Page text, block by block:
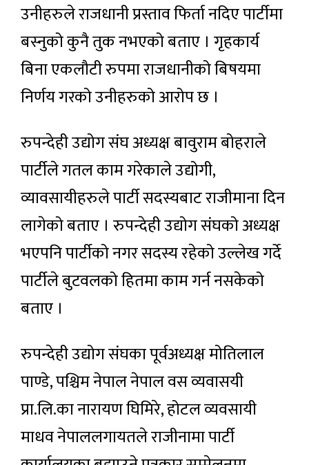
उनीहरुले राजधानी प्रस्ताव फिर्ता नदिए पार्टीमा
बस्नुको कुनै तुक नभएको बताए । गृहकार्य
बिना एकलौटी रुपमा राजधानीको बिषयमा
निर्णय गरको उनीहरुको आरोप छ ।
रुपन्देही उद्योग संघ अध्यक्ष बावुराम बोहराले
पार्टीले गतल काम गरेकाले उद्योगी,
व्यावसायीहरुले पार्टी सदस्यबाट राजीमाना दिन
लागेको बताए । रुपन्देही उद्योग संघको अध्यक्ष
भएपनि पार्टीको नगर सदस्य रहेको उल्लेख गर्दे
पार्टीले बुटवलको हितमा काम गर्न नसकेको
बताए ।
रुपन्देही उद्योग संघका पूर्वअध्यक्ष मोतिलाल
पाण्डे, पश्चिम नेपाल नेपाल वस व्यवासयी
प्रा.लि.का नारायण घिमिरे, होटल व्यवसायी
माधव नेपाललगायतले राजीनामा पार्टी